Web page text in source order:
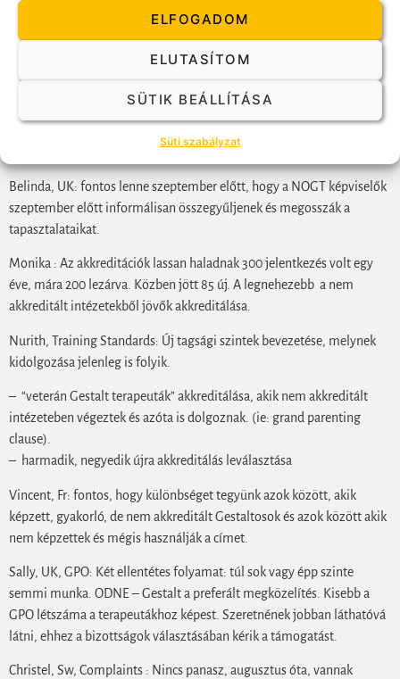
ELFOGADOM
ELUTASÍTOM
SÜTIK BEÁLLÍTÁSA
Süti szabályzat
Renata: itt az idő a konszolidációra és arra, hogy ne a megszokott
Ebédszünet.
1330kor folytatjuk.
David, Spain NOGT: sok az újra akkreditáció.
Belinda, UK: fontos lenne szeptember előtt, hogy a NOGT képviselők
szeptember előtt informálisan összegyűljenek és megosszák a
tapasztalataikat.
Monika : Az akkreditációk lassan haladnak 300 jelentkezés volt egy
éve, mára 200 lezárva. Közben jött 85 új. A legnehezebb a nem
akkreditált intézetekből jövők akkreditálása.
Nurith, Training Standards: Új tagsági szintek bevezetése, melynek
kidolgozása jelenleg is folyik.
– “veterán Gestalt terapeuták” akkreditálása, akik nem akkreditált
intézeteben végeztek és azóta is dolgoznak. (ie: grand parenting
clause).
– harmadik, negyedik újra akkreditálás leválasztása
Vincent, Fr: fontos, hogy különbséget tegyünk azok között, akik
képzett, gyakorló, de nem akkreditált Gestaltosok és azok között akik
nem képzettek és mégis használják a címet.
Sally, UK, GPO: Két ellentétes folyamat: túl sok vagy épp szinte
semmi munka. ODNE – Gestalt a preferált megközelítés. Kisebb a
GPO létszáma a terapeutákhoz képest. Szeretnének jobban láthatóvá
látni, ehhez a bizottságok választásában kérik a támogatást.
Christel, Sw, Complaints : Nincs panasz, augusztus óta, vannak